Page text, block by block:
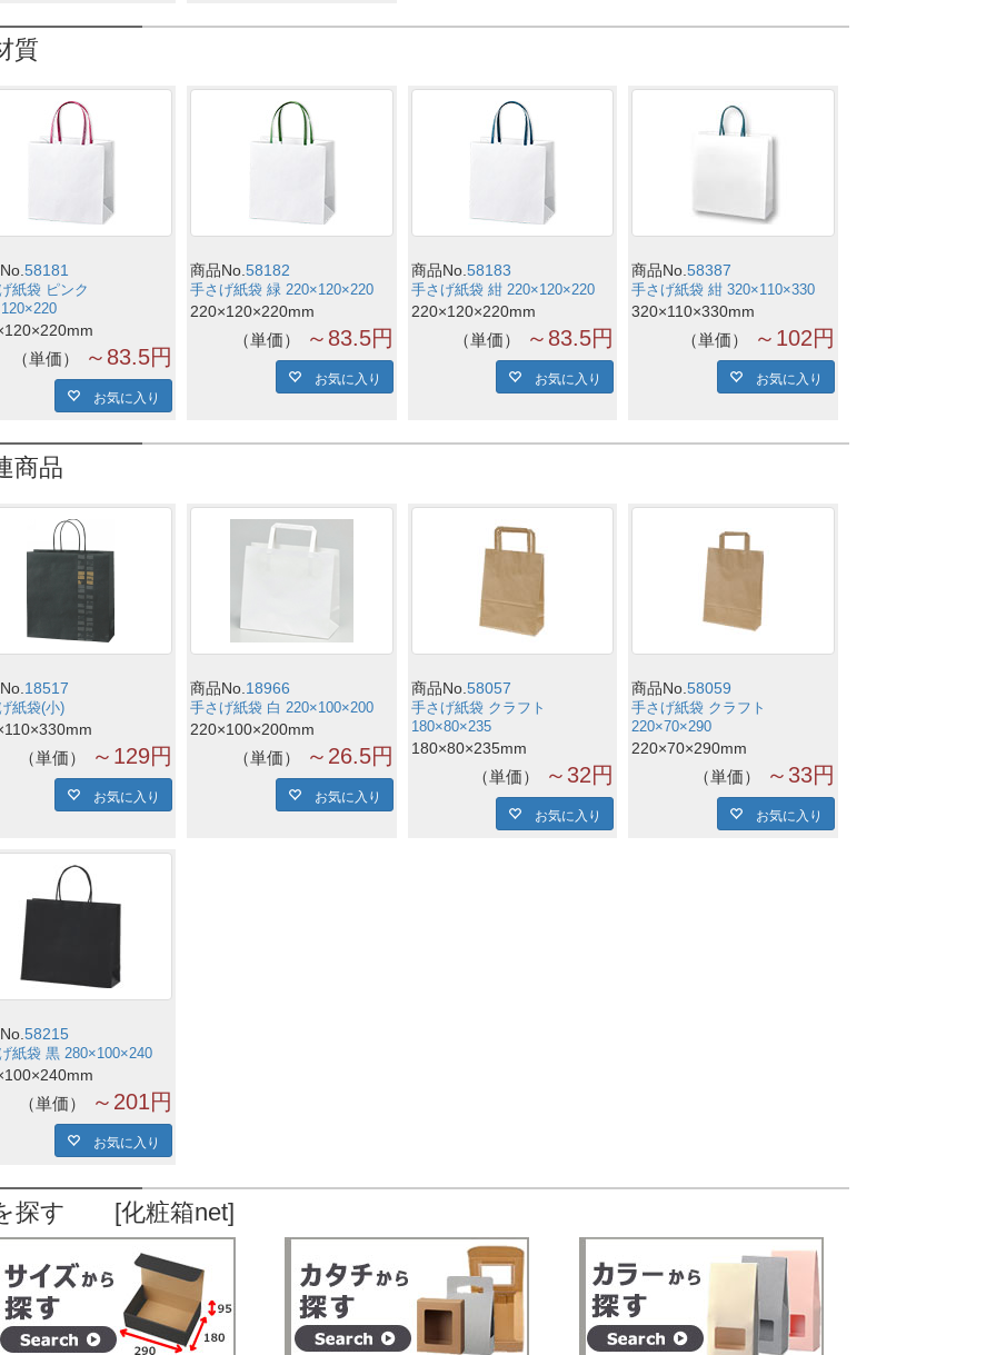
質
58181
紙袋 ピンク
単価 ～83.5円
お気に入り
商品No.58182
手さげ紙袋 緑 220×120×220
220×120×220mm
単価 ～83.5円
お気に入り
商品No.58183
手さげ紙袋 紺 220×120×220
220×120×220mm
単価 ～83.5円
お気に入り
商品No.58387
手さげ紙袋 紺 320×110×330
320×110×330mm
単価 ～102円
お気に入り
商品
18517
紙袋(小)
単価 ～129円
お気に入り
商品No.18966
手さげ紙袋 白 220×100×200
220×100×200mm
単価 ～26.5円
お気に入り
商品No.58057
手さげ紙袋 クラフト
180×80×235
180×80×235mm
単価 ～32円
お気に入り
商品No.58059
手さげ紙袋 クラフト
220×70×290
220×70×290mm
単価 ～33円
お気に入り
58215
紙袋 黒 280×100×240
単価 ～201円
お気に入り
探す [化粧箱net]